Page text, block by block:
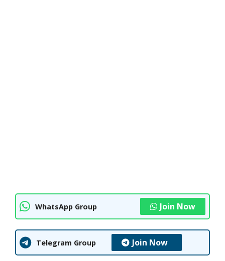
WhatsApp Group Join Now
Telegram Group Join Now